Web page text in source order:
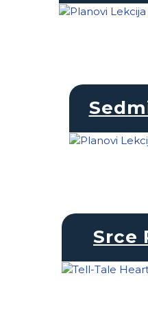
Srce